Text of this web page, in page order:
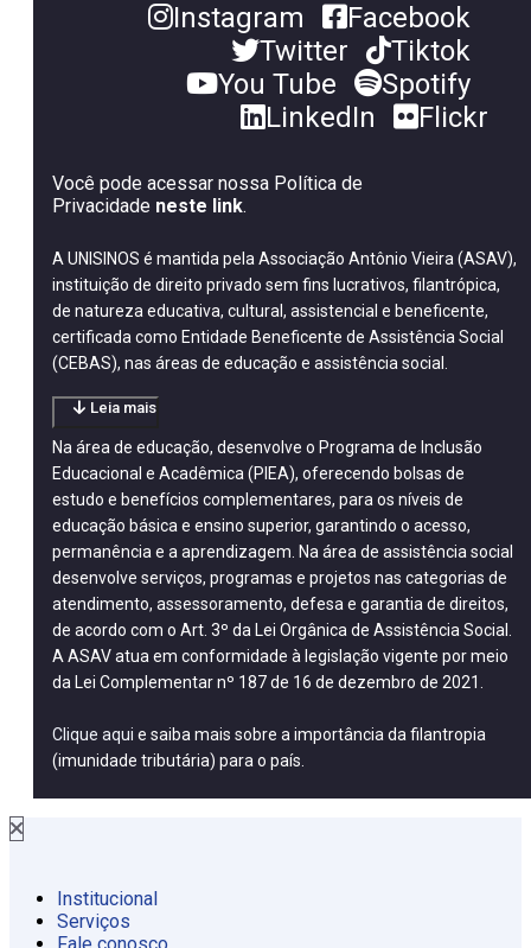
Instagram
Facebook
Twitter
Tiktok
You Tube
Spotify
LinkedIn
Flickr
Você pode acessar nossa Política de
Privacidade neste link.
A UNISINOS é mantida pela Associação Antônio Vieira (ASAV),
instituição de direito privado sem fins lucrativos, filantrópica,
de natureza educativa, cultural, assistencial e beneficente,
certificada como Entidade Beneficente de Assistência Social
(CEBAS), nas áreas de educação e assistência social.
Leia mais
Na área de educação, desenvolve o Programa de Inclusão
Educacional e Acadêmica (PIEA), oferecendo bolsas de
estudo e benefícios complementares, para os níveis de
educação básica e ensino superior, garantindo o acesso,
permanência e a aprendizagem. Na área de assistência social
desenvolve serviços, programas e projetos nas categorias de
atendimento, assessoramento, defesa e garantia de direitos,
de acordo com o Art. 3º da Lei Orgânica de Assistência Social.
A ASAV atua em conformidade à legislação vigente por meio
da Lei Complementar nº 187 de 16 de dezembro de 2021.
Clique aqui e saiba mais sobre a importância da filantropia
(imunidade tributária) para o país.
Institucional
Serviços